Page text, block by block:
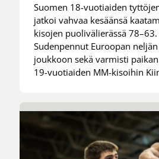
Suomen 18-vuotiaiden
jatkoi vahvaa kesäänsä
kisojen puolivälierässä
Sudenpennut Euroopan
joukkoon sekä varmisti
19-vuotiaiden MM-kisoihin